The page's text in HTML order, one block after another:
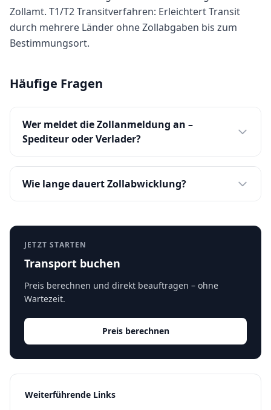
Zollamt. T1/T2 Transitverfahren: Erleichtert Transit
durch mehrere Länder ohne Zollabgaben bis zum
Bestimmungsort.
Häufige Fragen
Wer meldet die Zollanmeldung an –
Spediteur oder Verlader?
Wie lange dauert Zollabwicklung?
JETZT STARTEN
Transport buchen
Preis berechnen und direkt beauftragen – ohne
Wartezeit.
Preis berechnen
Weiterführende Links